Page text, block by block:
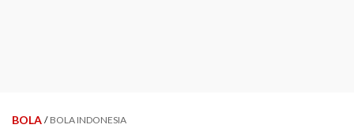
BOLA / BOLA INDONESIA